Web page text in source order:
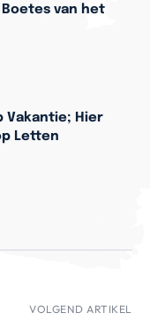
van het
Vakantie; Hier
Letten
VOLGEND ARTIKEL